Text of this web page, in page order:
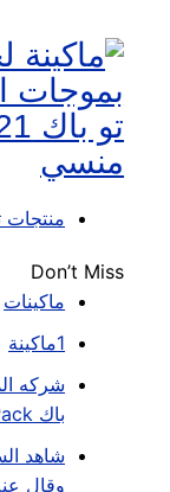
منتجات
Don’t Miss
ماكينات
شركه
باك M2Pack
شاهد
وقال